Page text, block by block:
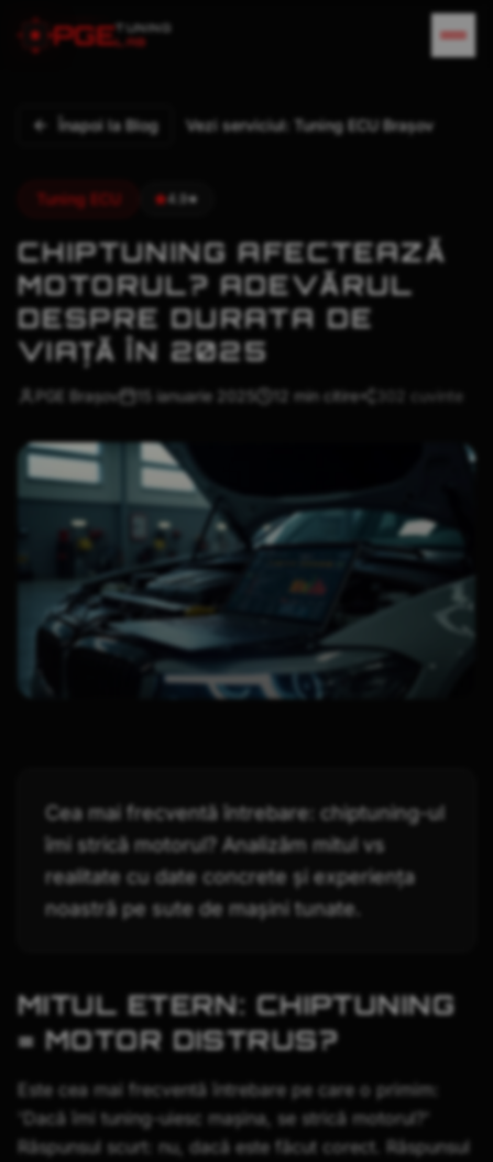
MOTOR STRICA DUPA TUNING - STAGE 2
PGE TUNING
LAB
Înapoi la Blog Vezi serviciul: Tuning ECU Brașov
Tuning ECU 4.9★
CHIPTUNING AFECTEAZĂ
MOTORUL? ADEVĂRUL
DESPRE DURATA DE
VIAȚĂ ÎN 2025
CHIPTUNING MOTOR - DURATA VIATA
PGE Brașov 15 ianuarie 2025 12 min citire cuvinte
Cea mai frecventă întrebare: chiptuning-ul
îmi strică motorul? Analizăm mitul vs
realitate cu date concrete și experiența
noastră pe sute de mașini tunate.
MITUL ETERN: CHIPTUNING
= MOTOR DISTRUS?
Este cea mai frecventă întrebare pe care o primim:
'Dacă îmi tuning-uiesc mașina, se strică motorul?'
Răspunsul scurt: nu, dacă este făcut corect. Răspunsul